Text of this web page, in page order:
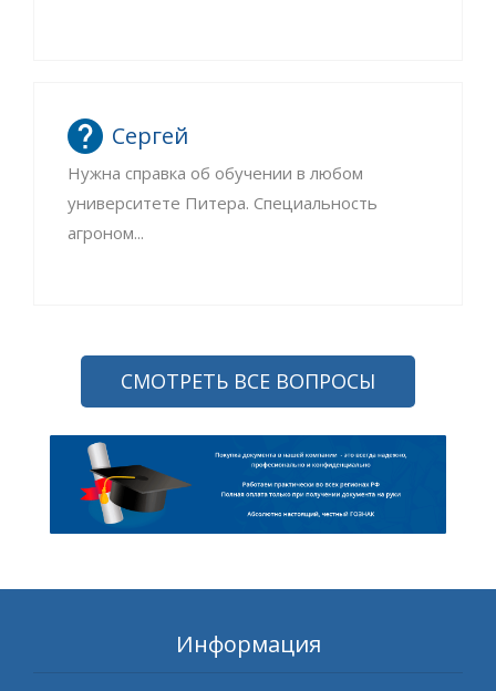
Сергей
Нужна справка об обучении в любом
университете Питера. Специальность
агроном...
СМОТРЕТЬ ВСЕ ВОПРОСЫ
Информация